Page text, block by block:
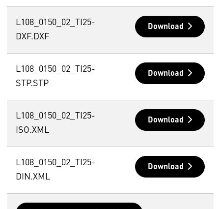
L108_0150_02_TI25-
DXF.DXF
Download
L108_0150_02_TI25-
STP.STP
Download
L108_0150_02_TI25-
ISO.XML
Download
L108_0150_02_TI25-
DIN.XML
Download